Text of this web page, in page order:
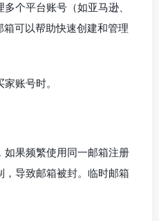
个平台账号（如亚马逊、
可以帮助快速创建和管理
账号时。
如果频繁使用同一邮箱注册
导致邮箱被封。临时邮箱